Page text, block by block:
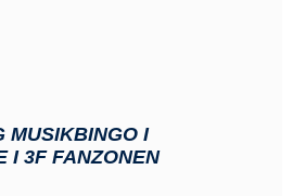
MUSIKBINGO I
I 3F FANZONEN